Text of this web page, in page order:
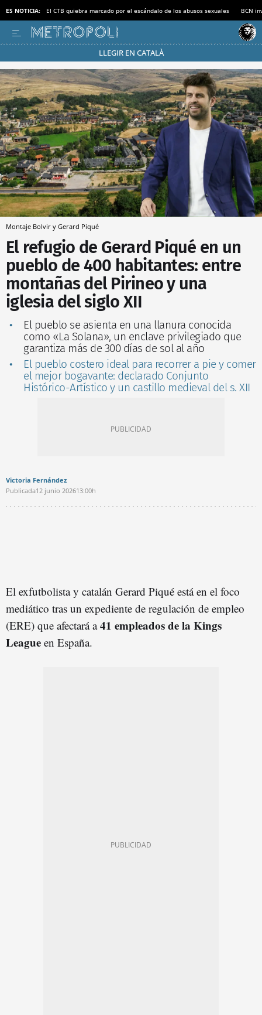
ES NOTICIA: El CTB quiebra marcado por el escándalo de los abusos sexuales BCN
LLEGIR EN CATALÀ
Pásate al MODO AHORRO
Montaje Bolvir y Gerard Piqué
El refugio de Gerard Piqué en un
pueblo de 400 habitantes: entre
montañas del Pirineo y una
iglesia del siglo XII
El pueblo se asienta en una llanura conocida
como «La Solana», un enclave privilegiado que
garantiza más de 300 días de sol al año
El pueblo costero ideal para recorrer a pie y comer
el mejor bogavante: declarado Conjunto
Histórico-Artístico y un castillo medieval del s. XII
Victoria Fernández
Publicada12 junio 202613:00h
El exfutbolista y catalán Gerard Piqué está en el foco
mediático tras un expediente de regulación de empleo
(ERE) que afectará a41 empleados de la Kings
League en España.